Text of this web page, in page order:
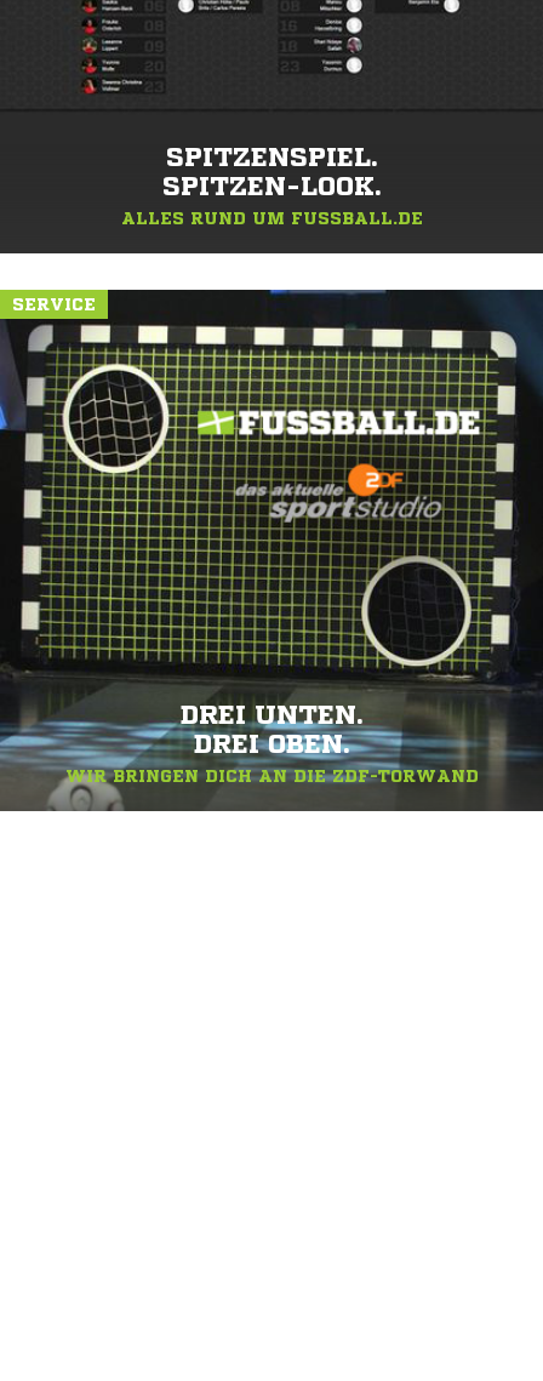
SPITZENSPIEL.
SPITZEN-LOOK.
ALLES RUND UM FUSSBALL.DE
SERVICE
DREI UNTEN.
DREI OBEN.
WIR BRINGEN DICH AN DIE ZDF-TORWAND